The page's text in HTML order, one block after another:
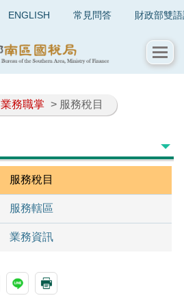
ENGLISH 常見問答 財政部雙
業務職掌 > 服務稅目
服務稅目
服務轄區
業務資訊